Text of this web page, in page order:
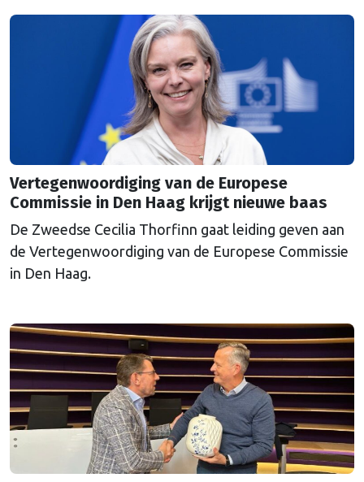
Vertegenwoordiging van de Europese
Commissie in Den Haag krijgt nieuwe baas
De Zweedse Cecilia Thorfinn gaat leiding geven aan
de Vertegenwoordiging van de Europese Commissie
in Den Haag.